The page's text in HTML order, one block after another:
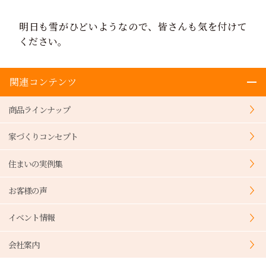
明日も雪がひどいようなので、皆さんも気を付けて
ください。
関連コンテンツ
商品ラインナップ
家づくりコンセプト
住まいの実例集
お客様の声
イベント情報
会社案内